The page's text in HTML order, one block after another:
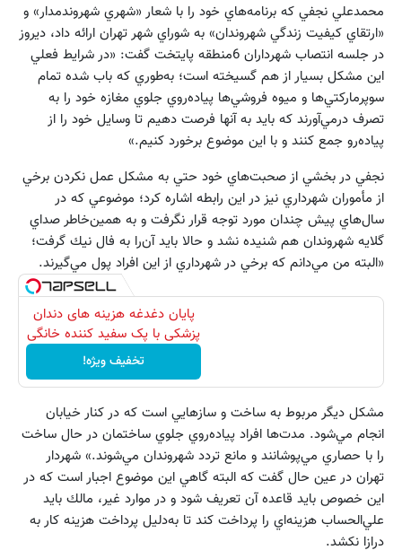
محمدعلي نجفي كه برنامه‌هاي خود را با شعار «شهري شهروندمدار» و
«ارتقاي كيفيت زندگي شهروندان» به شوراي شهر تهران ارائه داد، ديروز
در جلسه انتصاب شهرداران 6منطقه پايتخت گفت: «در شرايط فعلي
اين مشكل بسيار از هم گسيخته است؛ به‌طوري كه باب شده تمام
سوپرماركتي‌ها و ميوه فروشي‌ها پياده‌روي جلوي مغازه خود را به
تصرف درمي‌آورند كه بايد به آنها فرصت دهيم تا وسايل خود را از
پياده‌رو جمع كنند و با اين موضوع برخورد كنيم.»
نجفي در بخشي از صحبت‌هاي خود حتي به مشكل عمل نكردن برخي
از مأموران شهرداري نيز در اين رابطه اشاره كرد؛ موضوعي كه در
سال‌هاي پيش چندان مورد توجه قرار نگرفت و به همين‌خاطر صداي
گلايه شهروندان هم شنيده نشد و حالا بايد آن‌را به فال نيك گرفت؛
«البته من مي‌دانم كه برخي در شهرداري از اين افراد پول مي‌گيرند.
پایان دغدغه هزینه های دندان
پزشکی با پک سفید کننده خانگی
تخفیف ویژه!
مشكل ديگر مربوط به ساخت و سازهايي است كه در كنار خيابان
انجام مي‌شود. مدت‌ها افراد پياده‌روي جلوي ساختمان در حال ساخت
را با حصاري مي‌پوشانند و مانع تردد شهروندان مي‌شوند.» شهردار
تهران در عين حال گفت كه البته گاهي اين موضوع اجبار است كه در
اين خصوص بايد قاعده آن تعريف شود و در موارد غير، مالك بايد
علي‌الحساب هزينه‌اي را پرداخت كند تا به‌دليل پرداخت هزينه كار به
درازا نكشد.